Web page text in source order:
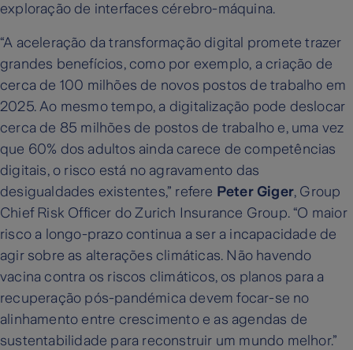
exploração de interfaces cérebro-máquina.
“A aceleração da transformação digital promete trazer
grandes benefícios, como por exemplo, a criação de
cerca de 100 milhões de novos postos de trabalho em
2025. Ao mesmo tempo, a digitalização pode deslocar
cerca de 85 milhões de postos de trabalho e, uma vez
que 60% dos adultos ainda carece de competências
digitais, o risco está no agravamento das
desigualdades existentes,” refere Peter Giger, Group
Chief Risk Officer do Zurich Insurance Group. “O maior
risco a longo-prazo continua a ser a incapacidade de
agir sobre as alterações climáticas. Não havendo
vacina contra os riscos climáticos, os planos para a
recuperação pós-pandémica devem focar-se no
alinhamento entre crescimento e as agendas de
sustentabilidade para reconstruir um mundo melhor.”